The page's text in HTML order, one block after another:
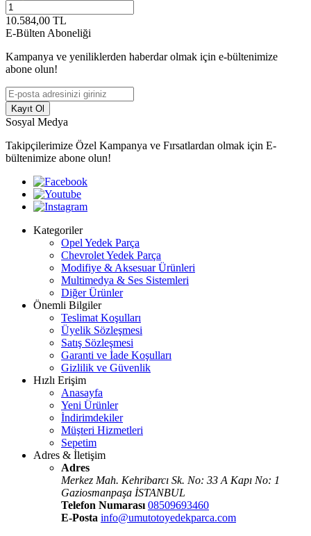
10.584,00 TL
E-Bülten Aboneliği
Kampanya ve yeniliklerden haberdar olmak için e-bültenimize
abone olun!
Kayıt Ol
Sosyal Medya
Takipçilerimize Özel Kampanya ve Fırsatlardan olmak için E-
bültenimize abone olun!
Kategoriler
Opel Yedek Parça
Chevrolet Yedek Parça
Modifiye & Aksesuar Ürünleri
Multimedya & Ses Sistemleri
Diğer Ürünler
Önemli Bilgiler
Teslimat Koşulları
Üyelik Sözleşmesi
Satış Sözleşmesi
Garanti ve İade Koşulları
Gizlilik ve Güvenlik
Hızlı Erişim
Anasayfa
Yeni Ürünler
İndirimdekiler
Müşteri Hizmetleri
Sepetim
Adres & İletişim
Adres
Merkez Mah. Kehribarcı Sk. No: 33 A Kapı No: 1
Gaziosmanpaşa İSTANBUL
Telefon Numarası 08509693460
E-Posta info@umutotoyedekparca.com